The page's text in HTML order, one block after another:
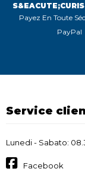
Payez En Toute
PayPal
Service
Lunedi - Sabato:
Facebook